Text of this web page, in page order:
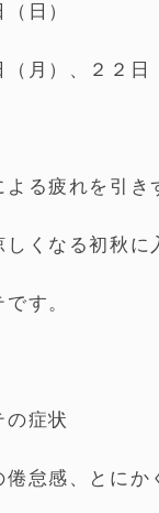
（日）
（月）、２２日
よる疲れを引き
しくなる初秋に
す。
の症状
倦怠感、とにか